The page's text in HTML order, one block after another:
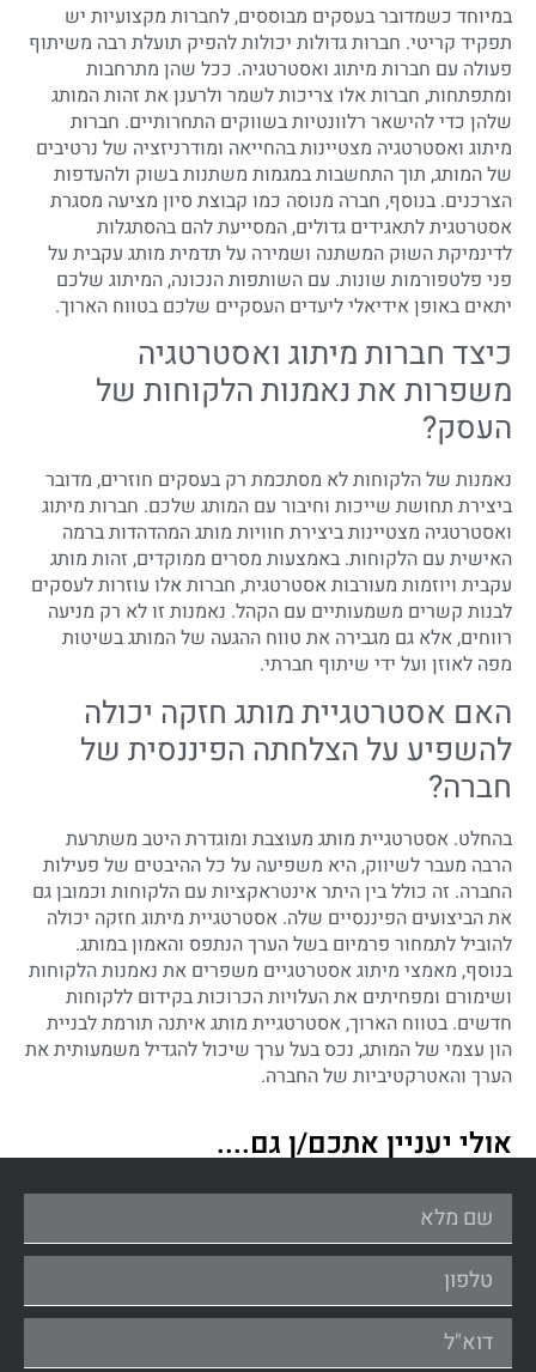
במיוחד כשמדובר בעסקים מבוססים, לחברות מקצועיות יש
תפקיד קריטי. חברות גדולות יכולות להפיק תועלת רבה משיתוף
פעולה עם חברות מיתוג ואסטרטגיה. ככל שהן מתרחבות
ומתפתחות, חברות אלו צריכות לשמר ולרענן את זהות המותג
שלהן כדי להישאר רלוונטיות בשווקים התחרותיים. חברות
מיתוג ואסטרטגיה מצטיינות בהחייאה ומודרניזציה של נרטיבים
של המותג, תוך התחשבות במגמות משתנות בשוק ולהעדפות
הצרכנים. בנוסף, חברה מנוסה כמו קבוצת סיון מציעה מסגרת
אסטרטגית לתאגידים גדולים, המסייעת להם בהסתגלות
לדינמיקת השוק המשתנה ושמירה על תדמית מותג עקבית על
פני פלטפורמות שונות. עם השותפות הנכונה, המיתוג שלכם
יתאים באופן אידיאלי ליעדים העסקיים שלכם בטווח הארוך.
כיצד חברות מיתוג ואסטרטגיה
משפרות את נאמנות הלקוחות של
העסק?
נאמנות של הלקוחות לא מסתכמת רק בעסקים חוזרים, מדובר
ביצירת תחושת שייכות וחיבור עם המותג שלכם. חברות מיתוג
ואסטרטגיה מצטיינות ביצירת חוויות מותג המהדהדות ברמה
האישית עם הלקוחות. באמצעות מסרים ממוקדים, זהות מותג
עקבית ויוזמות מעורבות אסטרטגית, חברות אלו עוזרות לעסקים
לבנות קשרים משמעותיים עם הקהל. נאמנות זו לא רק מניעה
רווחים, אלא גם מגבירה את טווח ההגעה של המותג בשיטות
מפה לאוזן ועל ידי שיתוף חברתי.
האם אסטרטגיית מותג חזקה יכולה
להשפיע על הצלחתה הפיננסית של
חברה?
בהחלט. אסטרטגיית מותג מעוצבת ומוגדרת היטב משתרעת
הרבה מעבר לשיווק, היא משפיעה על כל ההיבטים של פעילות
החברה. זה כולל בין היתר אינטראקציות עם הלקוחות וכמובן גם
את הביצועים הפיננסיים שלה. אסטרטגיית מיתוג חזקה יכולה
להוביל לתמחור פרמיום בשל הערך הנתפס והאמון במותג.
בנוסף, מאמצי מיתוג אסטרטגיים משפרים את נאמנות הלקוחות
ושימורם ומפחיתים את העלויות הכרוכות בקידום ללקוחות
חדשים. בטווח הארוך, אסטרטגיית מותג איתנה תורמת לבניית
הון עצמי של המותג, נכס בעל ערך שיכול להגדיל משמעותית את
הערך והאטרקטיביות של החברה.
אולי יעניין אתכם/ן גם....